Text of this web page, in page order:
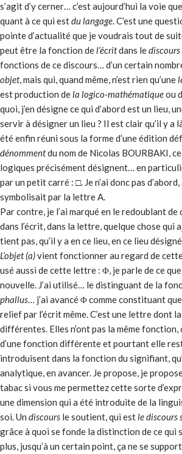
s’agit d’y cerner… c’est aujourd’hui la voie
quant à ce qui estdu langage. C’est une
pointe d’actualité que je voudrais tout de
peut être la fonction del’écritdans le
fonctions de ce discours… d’un certain
objet, mais qui, quand même, n’est rien qu’une
est production dela logico­-mathématiqueou
quoi, j’en désigne ce qui d’abord est un lieu,
servir à désigner un lieu ? Il est clair qu’il y a
été enfin réuni sous la forme d’une édition
dénommentdu nom de Nicolas BOURBAKI,
logiques précisément désignent… en
par un petit carré : □. Je n’ai donc pas
symbolisait par la lettre A.
Par contre, je l’ai marqué en le redoublant de
dans l’écrit, dans la lettre, quelque chose qui
tient pas, qu’il y a en ce lieu, en ce lieu
L’objet (a)vient fonctionner au regard de
usé aussi de cette lettre : Φ, je parle de ce
nouvelle. J’ai utilisé… le distinguant de la
phallus… j’ai avancé Φ comme constituant
relief par l’écrit même. C’est une lettre dont
différentes. Elles n’ont pas la même fonction,
d’une fonction différente et pourtant elle
introduisent dans la fonction du signifiant,
analytique, en avancer. Je propose, je
tabac si vous me permettez cette sorte
une dimension qui a été introduite de la
soi. Un discours le soutient, qui estle discours
grâce à quoi se fonde la distinction de ce qui
plus, jusqu’à un certain point, ça ne se